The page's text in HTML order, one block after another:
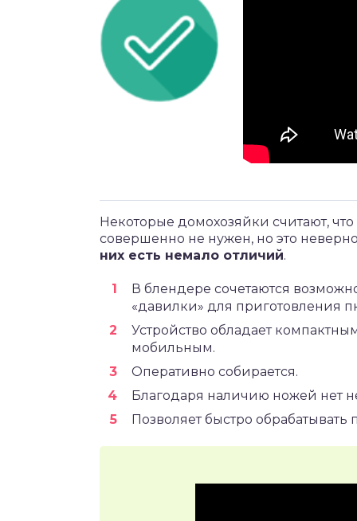
Некоторые домохозяйки считают,
совершенно не нужен, но это
них есть немало отличий.
В блендере сочетаются
«давилки» для приготовления
Устройство обладает
мобильным.
Оперативно собирается.
Благодаря наличию ножей нет
Позволяет быстро обрабатывать